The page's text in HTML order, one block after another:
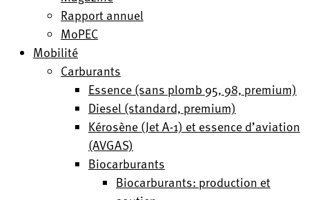
Rapport annuel
MoPEC
Mobilité
Carburants
Essence (sans plomb 95, 98, premium)
Diesel (standard, premium)
Kérosène (Jet A-1) et essence d’aviation
(AVGAS)
Biocarburants
Biocarburants: production et